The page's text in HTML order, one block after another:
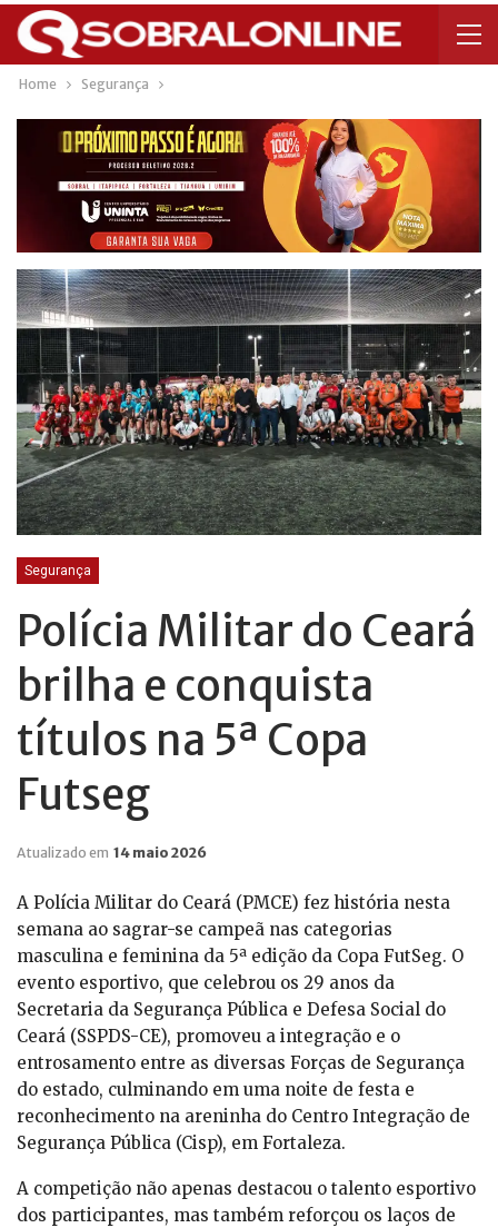
Home Segurança
Segurança
Polícia Militar do Ceará
brilha e conquista
títulos na 5ª Copa
Futseg
Atualizado em 14 maio 2026
A Polícia Militar do Ceará (PMCE) fez história nesta
semana ao sagrar-se campeã nas categorias
masculina e feminina da 5ª edição da Copa FutSeg. O
evento esportivo, que celebrou os 29 anos da
Secretaria da Segurança Pública e Defesa Social do
Ceará (SSPDS-CE), promoveu a integração e o
entrosamento entre as diversas Forças de Segurança
do estado, culminando em uma noite de festa e
reconhecimento na areninha do Centro Integração de
Segurança Pública (Cisp), em Fortaleza.
A competição não apenas destacou o talento esportivo
dos participantes, mas também reforçou os laços de